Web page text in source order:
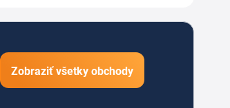
Zobraziť všetky obchody